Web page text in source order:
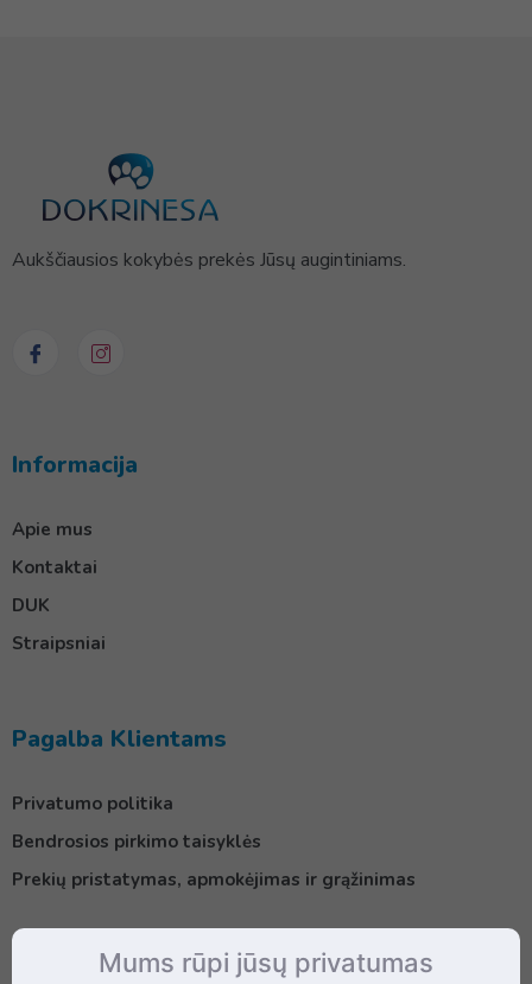
Aukščiausios kokybės prekės Jūsų augintiniams.
Informacija
Apie mus
Kontaktai
DUK
Straipsniai
Pagalba Klientams
Privatumo politika
Bendrosios pirkimo taisyklės
Prekių pristatymas, apmokėjimas ir grąžinimas
KontaktaiMums rūpi jūsų privatumas